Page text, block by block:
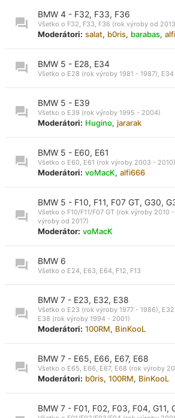
BMW 4 - F32, F33, F36
Všetko o F32, F33, F36 (rok výroby od
Moderátori: salat, b0ris, barabas,
BMW 5 - E28, E34
Všetko o E28 (rok výroby 1981 - 1987),
BMW 5 - E39
Všetko o E39 (rok výroby 1995 - 2004)
Moderátori: Hugino, jararak
BMW 5 - E60, E61
Všetko o E60, E61 (rok výroby 2003 - 2010)
Moderátori: voMacK, alfi666
BMW 5 - F10, F11, F07 GT, G30,
Všetko o F10/F11/F07 GT (rok výroby 2010
výroby od 2017)
Moderátor: voMacK
BMW 6
Všetko o E24, E63, E64, F12, F13
BMW 7 - E23, E32, E38
Všetko o E23 (rok výroby 1977 - 1986),
E38 (rok výroby 1994 - 2001)
Moderátori: 100RM, BinKooL
BMW 7 - E65, E66, E67, E68
Všetko o E65, E66, E67, E68 (rok výroby
Moderátori: b0ris, 100RM, BinKooL
BMW 7 - F01, F02, F03, F04, G11,